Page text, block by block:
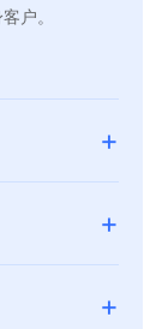
户。
复购
新客
+
不再，
+
+